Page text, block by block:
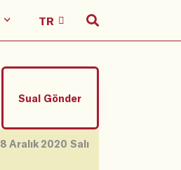
Sual Gönder
8 Aralık 2020 Salı